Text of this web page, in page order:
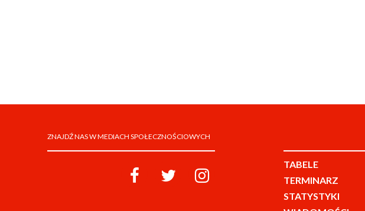
ZNAJDŹ NAS W MEDIACH SPOŁECZNOŚCIOWYCH
TABELE
TERMINARZ
STATYSTYKI